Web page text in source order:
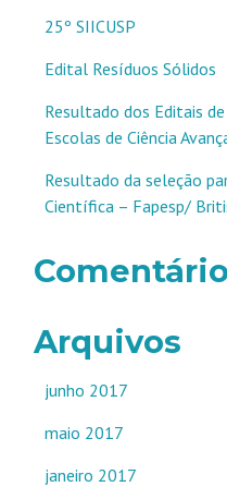
25º SIICUSP
Edital Resíduos Sólidos
Resultado dos Editais
Escolas de Ciência
Resultado da seleção
Científica – Fapesp/
Arquivos
junho 2017
maio 2017
janeiro 2017